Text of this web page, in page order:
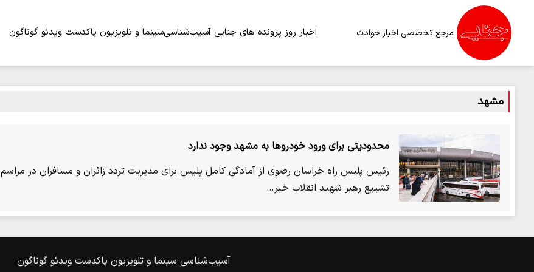
مرجع تخصصی اخبار حوادث اخبار روز پرونده های جنایی آسیب‌شناسیسینما و تلویزیون پاکدست ویدئو گوناگون
مشهد
محدودیتی برای ورود خودروها به مشهد وجود ندارد
رئیس پلیس راه خراسان رضوی از آمادگی کامل پلیس برای مدیریت تردد زائران و مسافران در مراسم
تشییع رهبر شهید انقلاب خبر…
آسیب‌شناسی سینما و تلویزیون پاکدست ویدئو گوناگون